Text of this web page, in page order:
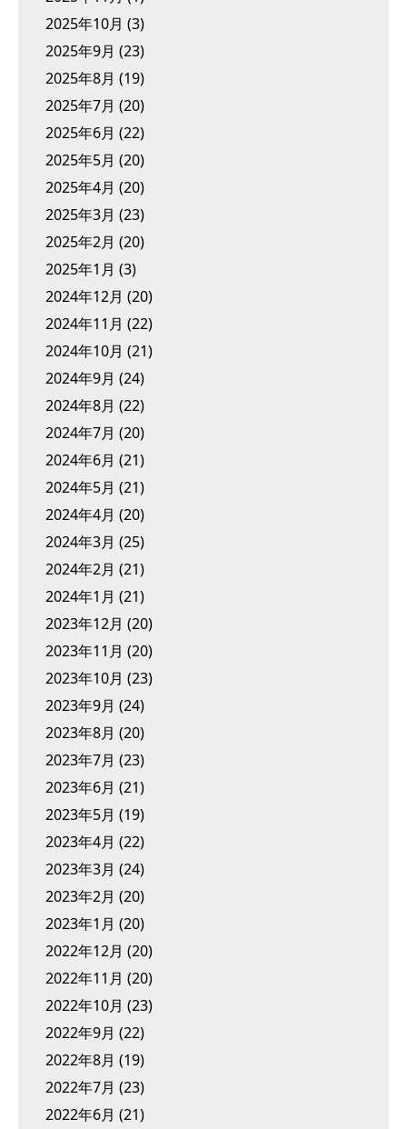
2025年10月 (3)
2025年9月 (23)
2025年8月 (19)
2025年7月 (20)
2025年6月 (22)
2025年5月 (20)
2025年4月 (20)
2025年3月 (23)
2025年2月 (20)
2025年1月 (3)
2024年12月 (20)
2024年11月 (22)
2024年10月 (21)
2024年9月 (24)
2024年8月 (22)
2024年7月 (20)
2024年6月 (21)
2024年5月 (21)
2024年4月 (20)
2024年3月 (25)
2024年2月 (21)
2024年1月 (21)
2023年12月 (20)
2023年11月 (20)
2023年10月 (23)
2023年9月 (24)
2023年8月 (20)
2023年7月 (23)
2023年6月 (21)
2023年5月 (19)
2023年4月 (22)
2023年3月 (24)
2023年2月 (20)
2023年1月 (20)
2022年12月 (20)
2022年11月 (20)
2022年10月 (23)
2022年9月 (22)
2022年8月 (19)
2022年7月 (23)
2022年6月 (21)